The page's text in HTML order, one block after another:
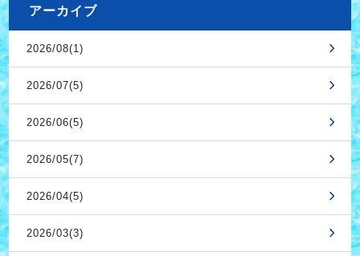
アーカイブ
2026/08(1)
2026/07(5)
2026/06(5)
2026/05(7)
2026/04(5)
2026/03(3)